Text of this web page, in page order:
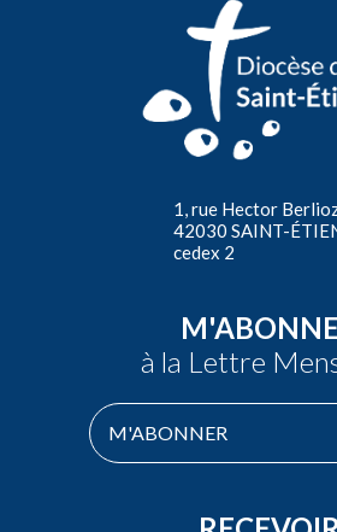
1, rue Hector
42030 SAINT-
cedex 2
à la Lettre
M'ABONNER